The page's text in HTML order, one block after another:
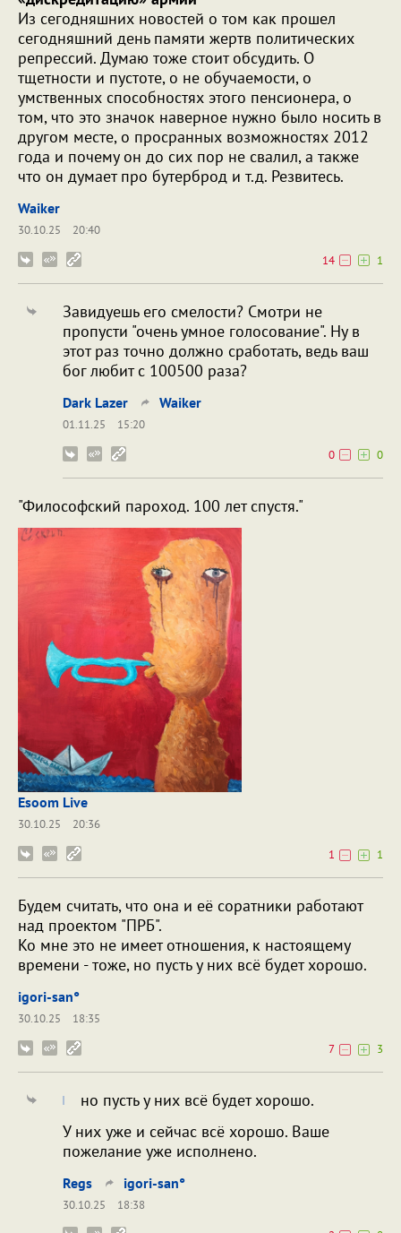
Из сегодняшних новостей о том как прошел
сегодняшний день памяти жертв политических
репрессий. Думаю тоже стоит обсудить. О
тщетности и пустоте, о не обучаемости, о
умственных способностях этого пенсионера, о
том, что это значок наверное нужно было носить в
другом месте, о просранных возможностях 2012
года и почему он до сих пор не свалил, а также
что он думает про бутерброд и т.д. Резвитесь.
Waiker
30.10.25
20:40
14
1
Завидуешь его смелости? Смотри не
пропусти "очень умное голосование". Ну в
этот раз точно должно сработать, ведь ваш
бог любит с 100500 раза?
Dark Lazer Waiker
01.11.25
15:20
0
0
"Философский пароход. 100 лет спустя."
Esoom Live
30.10.25
20:36
1
1
Будем считать, что она и её соратники работают
над проектом "ПРБ".
Ко мне это не имеет отношения, к настоящему
времени - тоже, но пусть у них всё будет хорошо.
igori-san°
30.10.25
18:35
7
3
но пусть у них всё будет хорошо.
У них уже и сейчас всё хорошо. Ваше
пожелание уже исполнено.
Regs igori-san°
30.10.25
18:38